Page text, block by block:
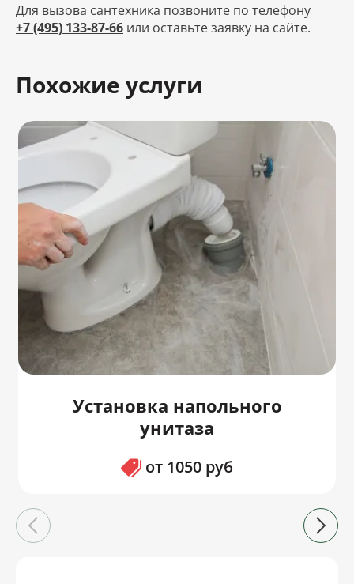
Для вызова сантехника позвоните по телефону
+7 (495) 133-87-66 или оставьте заявку на сайте.
Похожие услуги
Установка напольного
унитаза
от 1050 руб